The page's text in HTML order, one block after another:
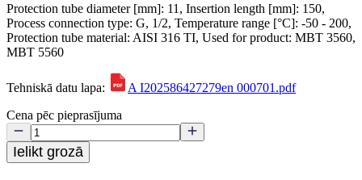
Protection tube diameter [mm]: 11, Insertion length [mm]: 150,
Process connection type: G, 1/2, Temperature range [°C]: -50 - 200,
Protection tube material: AISI 316 TI, Used for product: MBT 3560,
MBT 5560
Tehniskā datu lapa:
A I202586427279en 000701.pdf
Cena pēc pieprasījuma
Ielikt grozā